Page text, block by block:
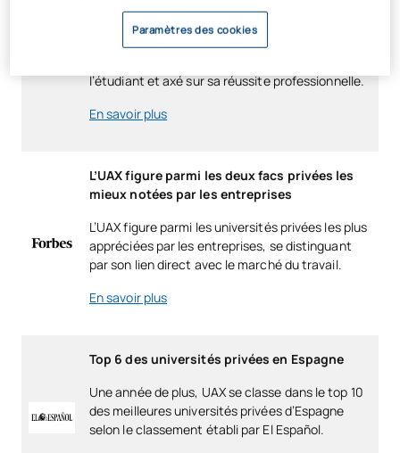
indicateurs clés de performance académique.
Cette reconnaissance reflète son engagement
l’étudiant et axé sur sa réussite professionnelle.
En savoir plus
L’UAX figure parmi les deux facs privées les
mieux notées par les entreprises
L’UAX figure parmi les universités privées les plus
appréciées par les entreprises, se distinguant
par son lien direct avec le marché du travail.
En savoir plus
Top 6 des universités privées en Espagne
Une année de plus, UAX se classe dans le top 10
des meilleures universités privées d’Espagne
selon le classement établi par El Español.
Paramètres des cookies